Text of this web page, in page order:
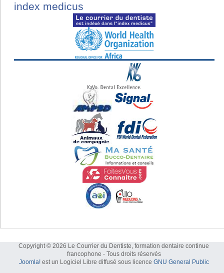
index medicus
Copyright © 2026 Le Courrier du Dentiste, formation dentaire continue
francophone - Tous droits réservés
Joomla!est un Logiciel Libre diffusé sous licence GNU General Public